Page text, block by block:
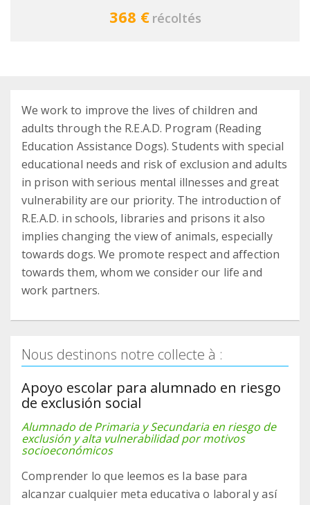
368 € récoltés
We work to improve the lives of children and
adults through the R.E.A.D. Program (Reading
Education Assistance Dogs). Students with special
educational needs and risk of exclusion and adults
in prison with serious mental illnesses and great
vulnerability are our priority. The introduction of
R.E.A.D. in schools, libraries and prisons it also
implies changing the view of animals, especially
towards dogs. We promote respect and affection
towards them, whom we consider our life and
work partners.
Nous destinons notre collecte à :
Apoyo escolar para alumnado en riesgo
de exclusión social
Alumnado de Primaria y Secundaria en riesgo de
exclusión y alta vulnerabilidad por motivos
socioeconómicos
Comprender lo que leemos es la base para
alcanzar cualquier meta educativa o laboral y así